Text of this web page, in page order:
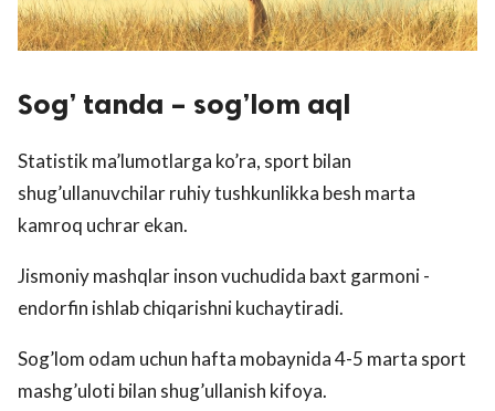
Sog’ tanda – sog’lom aql
Statistik ma’lumotlarga ko’ra, sport bilan
shug’ullanuvchilar ruhiy tushkunlikka besh marta
kamroq uchrar ekan.
Jismoniy mashqlar inson vuchudida baxt garmoni -
endorfin ishlab chiqarishni kuchaytiradi.
Sog’lom odam uchun hafta mobaynida 4-5 marta sport
mashg’uloti bilan shug’ullanish kifoya.